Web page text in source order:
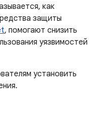
как
защиты
, помогают снизить
уязвимостей
установить